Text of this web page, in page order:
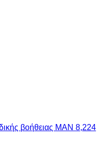
βοήθειας MAN 8,224